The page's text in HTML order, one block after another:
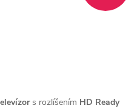
s rozlíšením HD Ready